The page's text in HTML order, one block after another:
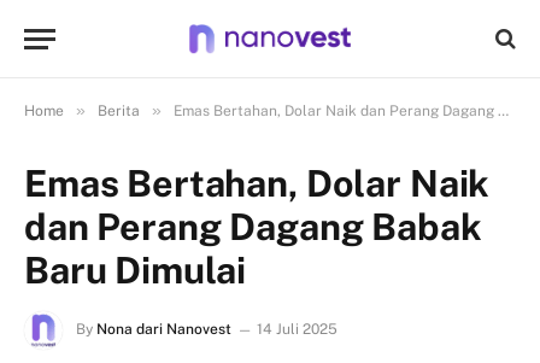
Home » Berita » Emas Bertahan, Dolar Naik dan Perang Dagang Babak Baru Dimulai
Emas Bertahan, Dolar Naik
dan Perang Dagang Babak
Baru Dimulai
By Nona dari Nanovest 14 Juli 2025